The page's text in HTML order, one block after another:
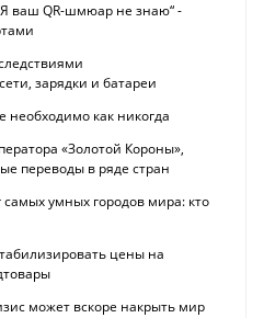
ваш QR-шмюар не знаю“ -
зарядки и батареи
как никогда
«Золотой Короны»,
переводы в ряде стран
умных городов мира: кто
цены на
может вскоре накрыть мир